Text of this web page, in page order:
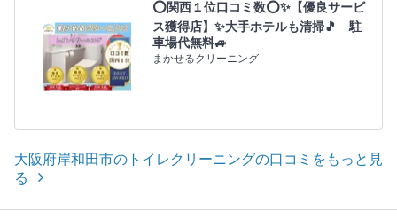
⭕関西１位口コミ数⭕✨【優良サービ
ス獲得店】✨大手ホテルも清掃🎵 駐
車場代無料🚙
まかせるクリーニング
大阪府岸和田市のトイレクリーニングの口コミをもっと見
る